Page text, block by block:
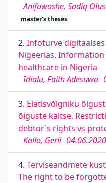
Anifowoshe, Sodiq
master's theses
2. Infoturve
Nigeerias.
healthcare in Nigeria
Idialu, Faith Adesuwa
3. Elatisvõlgniku
õiguste kaitse.
debtor`s rights vs
Kallo, Gerli 04.06.2020
4. Terviseandmete
The right to be